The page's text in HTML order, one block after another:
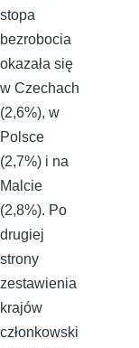
stopa
bezrobocia
okazała się
w Czechach
(2,6%), w
Polsce
(2,7%) i na
Malcie
(2,8%). Po
drugiej
strony
zestawienia
krajów
członkowski